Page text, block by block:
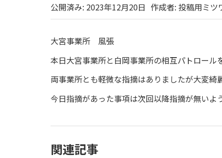
公開済み: 2023年12月20日 作成者: 投稿用ミツ
大宮事業所 風張
本日大宮事業所と白岡事業所の相互パトロール
両事業所とも軽微な指摘はありましたが大変綺
今日指摘があった事項は次回以降指摘が無いよ
関連記事